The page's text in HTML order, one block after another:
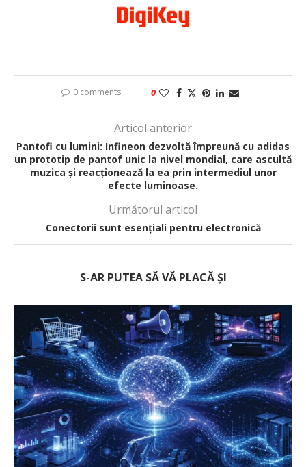
0 comments 0
Articol anterior
Pantofi cu lumini: Infineon dezvoltă împreună cu adidas
un prototip de pantof unic la nivel mondial, care ascultă
muzica și reacționează la ea prin intermediul unor
efecte luminoase.
Următorul articol
Conectorii sunt esențiali pentru electronică
S-AR PUTEA SĂ VĂ PLACĂ ȘI